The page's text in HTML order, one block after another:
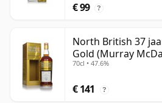
€ 99 ?
North British 37
Gold (Murray
70cl • 47.6%
€ 141 ?